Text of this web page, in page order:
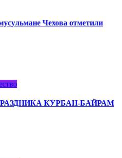
Чехова отметили
КУРБАН-БАЙРАМ